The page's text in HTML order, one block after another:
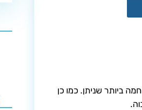
ביותר שניתן. כמו כן